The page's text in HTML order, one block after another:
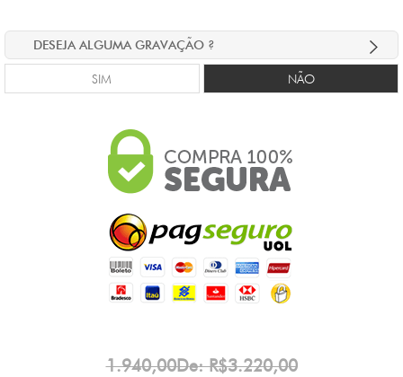
DESEJA ALGUMA GRAVAÇÃO ?
SIM NÃO
1.940,00De: R$3.220,00